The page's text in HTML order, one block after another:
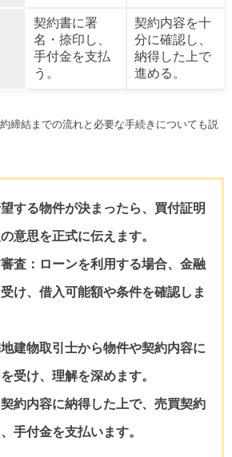
契約書に署
名・捺印し、
手付金を支払
う。
契約内容を十
分に確認し、
納得した上で
進める。
締結までの流れと必要な手続きについても説
する物件が決まったら、買付証明
意思を正式に伝えます。
査： ローンを利用する場合、金融
け、借入可能額や条件を確認しま
建物取引士から物件や契約内容に
受け、理解を深めます。
契約内容に納得した上で、売買契約
手付金を支払います。